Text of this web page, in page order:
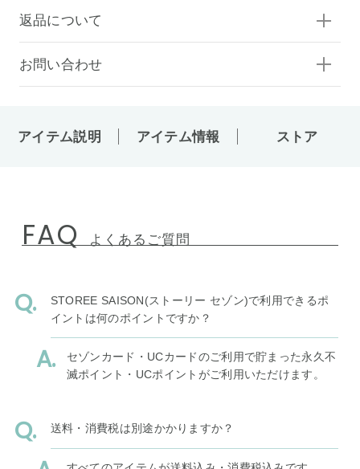
返品について
お問い合わせ
アイテム説明 アイテム情報 ストア
FAQ よくあるご質問
STOREE SAISON(ストーリー セゾン)で利用できるポ
イントは何のポイントですか？
セゾンカード・UCカードのご利用で貯まった永久不
滅ポイント・UCポイントがご利用いただけます。
送料・消費税は別途かかりますか？